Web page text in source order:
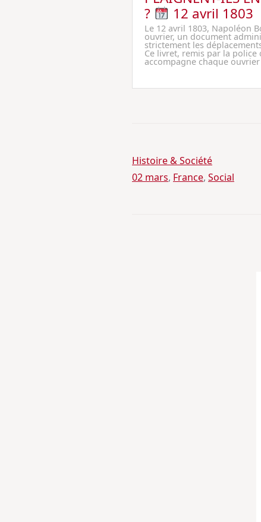
?
12 avril 1803
Le 12 avril 1803, Napoléon
ouvrier, un document
strictement les
Ce livret, remis par la
accompagne chaque
Histoire & Société
02 mars, France, Social